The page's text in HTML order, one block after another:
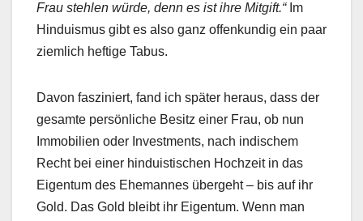
Frau stehlen würde, denn es ist ihre Mitgift.“Im
Hinduismus gibt es also ganz offenkundig ein paar
ziemlich heftige Tabus.
Davon fasziniert, fand ich später heraus, dass der
gesamte persönliche Besitz einer Frau, ob nun
Immobilien oder Investments, nach indischem
Recht bei einer hinduistischen Hochzeit in das
Eigentum des Ehemannes übergeht – bis auf ihr
Gold. Das Gold bleibt ihr Eigentum. Wenn man